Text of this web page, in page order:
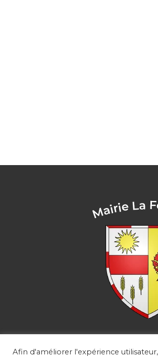
Afin d'améliorer l'expérience